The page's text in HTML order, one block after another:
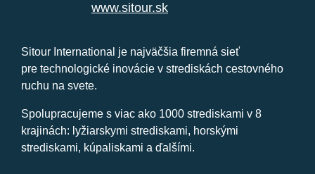
www.sitour.sk
Sitour International je najväčšia firemná sieť
pre technologické inovácie v strediskách cestovného
ruchu na svete.
Spolupracujeme s viac ako 1000 strediskami v 8
krajinách: lyžiarskymi strediskami, horskými
strediskami, kúpaliskami a ďalšími.